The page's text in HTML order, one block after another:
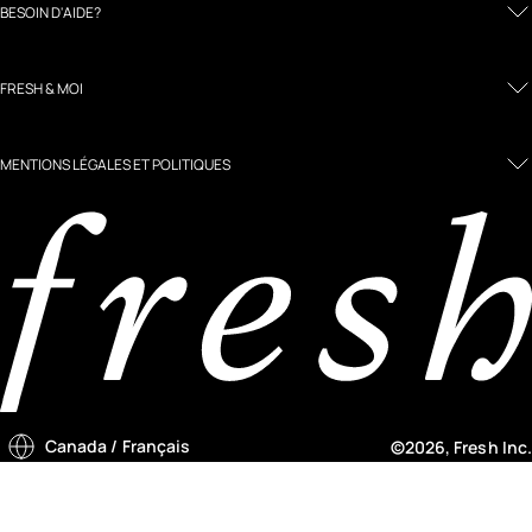
BESOIN D'AIDE?
FRESH & MOI
MENTIONS LÉGALES ET POLITIQUES
Canada / Français ©2026, Fresh Inc.